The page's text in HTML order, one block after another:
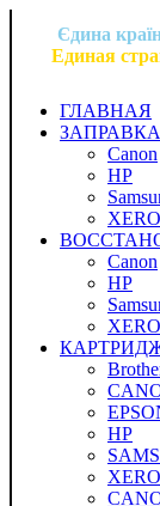
Єдина
Единая
ГЛАВНАЯ
Canon
HP
Canon
HP
HP